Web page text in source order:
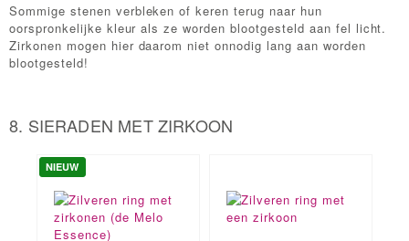
Sommige stenen verbleken of keren terug naar hun
oorspronkelijke kleur als ze worden blootgesteld aan fel licht.
Zirkonen mogen hier daarom niet onnodig lang aan worden
blootgesteld!
8. SIERADEN MET ZIRKOON
NIEUW